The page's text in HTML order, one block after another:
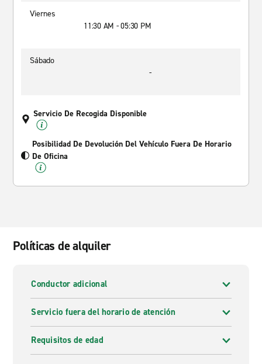
Viernes
11:30 AM - 05:30 PM
Sábado
-
Servicio De Recogida Disponible
Posibilidad De Devolución Del Vehículo Fuera De Horario
De Oficina
Políticas de alquiler
Conductor adicional
Servicio fuera del horario de atención
Requisitos de edad